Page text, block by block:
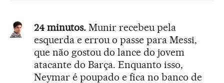
24 minutos. Munir recebeu pela
esquerda e errou o passe para Messi,
que não gostou do lance do jovem
atacante do Barça. Enquanto isso,
Neymar é poupado e fica no banco de